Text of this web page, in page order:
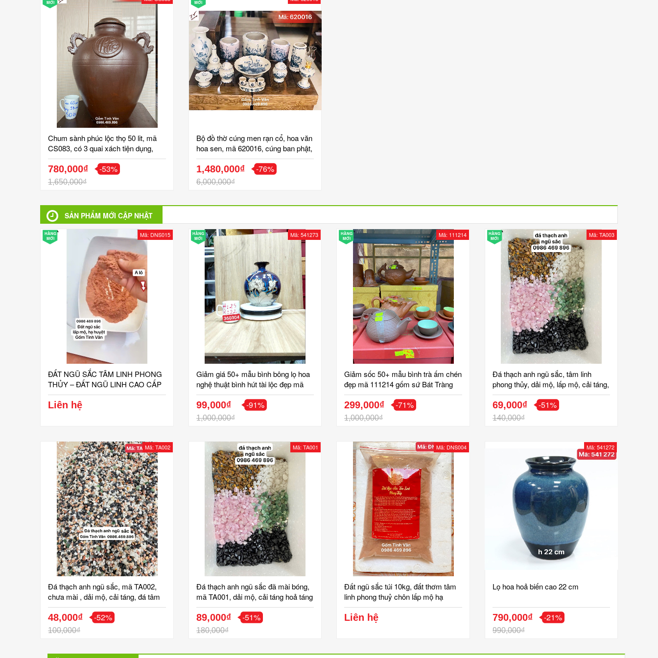
MỚI
Chum sành phúc lộc thọ 50 lit, mã
CS083, có 3 quai xách tiện dụng,
bình ngâm rượu ngon, khử độc, khử
andehit, cao 60 ngang 53 cm, vò
rượu sành bát tràng cao cấp
780,000₫
1,650,000₫
-53%
MỚI
Bộ đồ thờ cúng men rạn cổ, hoa văn
hoa sen, mã 620016, cúng ban phật,
bát nhang, bình bông, ly nước, đĩa
trái cây, đồ thờ men rạn bát tràng
1,480,000₫
6,000,000₫
-76%
SẢN PHẨM MỚI CẬP NHẬT
HÀNG
MỚI
Mã: DNS015
ĐẤT NGŨ SẮC TÂM LINH PHONG
THỦY – ĐẤT NGŨ LINH CAO CẤP
BÁT TRÀNG
Liên hệ
HÀNG
MỚI
Mã: 541273
Giảm giá 50+ mẫu bình bông lọ hoa
nghệ thuật bình hút tài lộc đẹp mã
541273 gốm sứ Bát Tràng Tinh Vân
99,000₫
1,000,000₫
-91%
HÀNG
MỚI
Mã: 111214
Giảm sốc 50+ mẫu bình trà ấm chén
đẹp mã 111214 gốm sứ Bát Tràng
Tinh Vân
299,000₫
1,000,000₫
-71%
HÀNG
MỚI
Mã: TA003
Đá thạch anh ngũ sắc, tâm linh
phong thủy, dải mộ, lấp mộ, cải táng,
hạ huyệt, hoàn long mạch, gốm tinh
vân bát tràng Giá bán cho số lượng
nhiều
69,000₫
140,000₫
-51%
Mã: TA002
Đá thạch anh ngũ sắc, mã TA002,
chưa mài , dải mộ, cải táng, đá tâm
linh phong thủy Gốm Tinh Vân
48,000₫
100,000₫
-52%
Mã: TA001
Đá thạch anh ngũ sắc đã mài bóng,
mã TA001, dải mộ, cải táng hoả táng
tâm linh phong thuỷ, gốm tinh vân
89,000₫
180,000₫
-51%
Mã: DNS004
Đất ngũ sắc túi 10kg, đất thơm tâm
linh phong thuỷ chôn lấp mộ hạ
huyệt sang cát Gốm Tinh Vân
Liên hệ
Mã: 541272
Lọ hoa hoả biến cao 22 cm
790,000₫
990,000₫
-21%